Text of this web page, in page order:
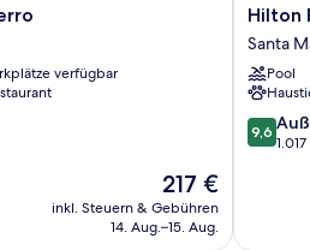
verfügbar
Der
Preis
beträgt
217 €
inkl. Steuern & Gebühren
14. Aug.–15. Aug.
Hilton
Porto
Gaia
Santa
Marinha
Hilton
Santa
Pool
9.6
von
9,6